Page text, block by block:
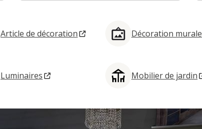
Article de décoration Décoration murale
Luminaires Mobilier de jardin